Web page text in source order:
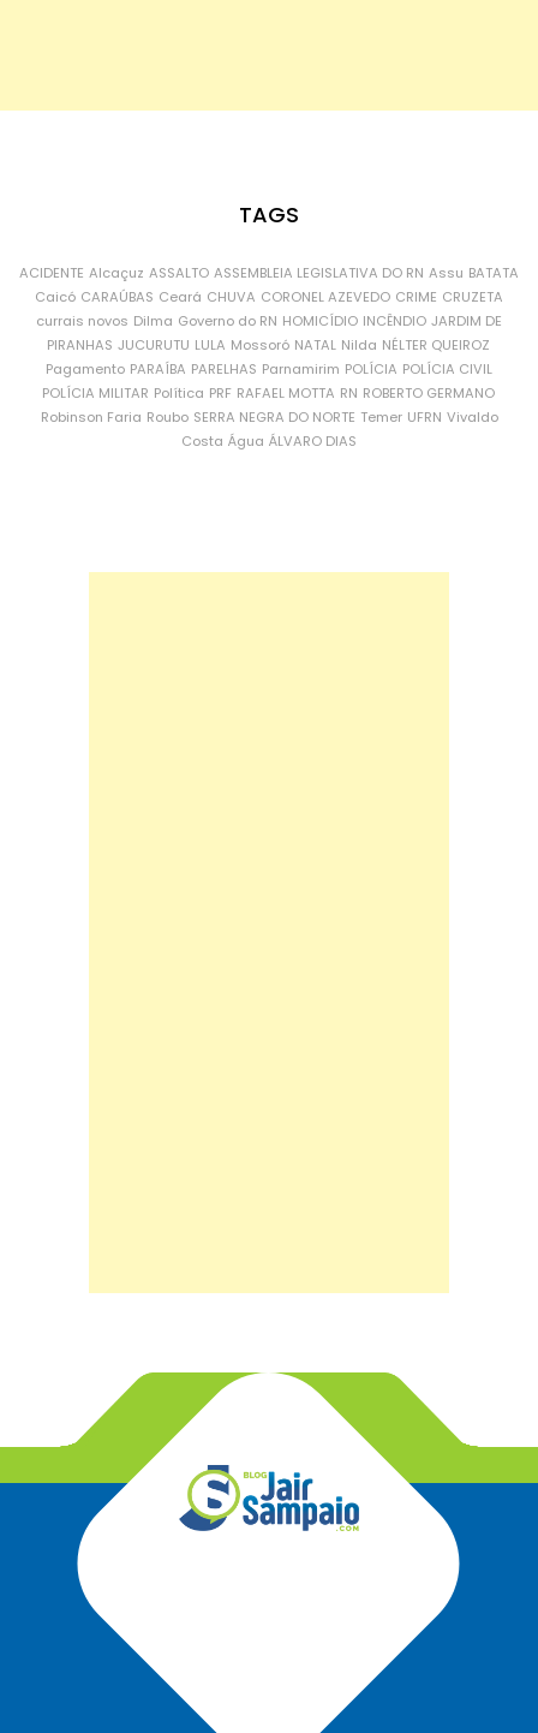
TAGS
ACIDENTE Alcaçuz ASSALTO ASSEMBLEIA LEGISLATIVA DO RN Assu BATATA
Caicó CARAÚBAS Ceará CHUVA CORONEL AZEVEDO CRIME CRUZETA
currais novos Dilma Governo do RN HOMICÍDIO INCÊNDIO JARDIM DE
PIRANHAS JUCURUTU LULA Mossoró NATAL Nilda NÉLTER QUEIROZ
Pagamento PARAÍBA PARELHAS Parnamirim POLÍCIA POLÍCIA CIVIL
POLÍCIA MILITAR Política PRF RAFAEL MOTTA RN ROBERTO GERMANO
Robinson Faria Roubo SERRA NEGRA DO NORTE Temer UFRN Vivaldo
Costa Água ÁLVARO DIAS